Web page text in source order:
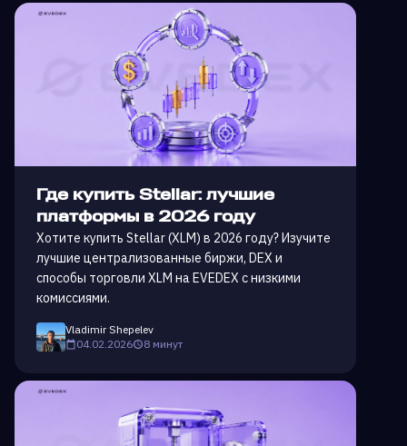
Где купить Stellar: лучшие
платформы в 2026 году
Хотите купить Stellar (XLM) в 2026 году? Изучите
лучшие централизованные биржи, DEX и
способы торговли XLM на EVEDEX с низкими
комиссиями.
Vladimir Shepelev
04.02.2026
8 минут